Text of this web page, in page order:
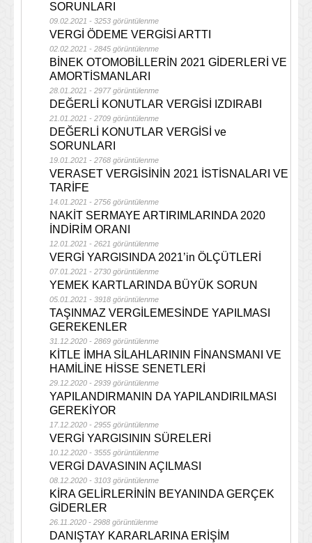
SORUNLARI
09.02.2021 - 3253 görüntülenme
VERGİ ÖDEME VERGİSİ ARTTI
02.02.2021 - 2845 görüntülenme
BİNEK OTOMOBİLLERİN 2021 GİDERLERİ VE
AMORTİSMANLARI
28.01.2021 - 2977 görüntülenme
DEĞERLİ KONUTLAR VERGİSİ IZDIRABI
21.01.2021 - 2709 görüntülenme
DEĞERLİ KONUTLAR VERGİSİ ve
SORUNLARI
19.01.2021 - 2768 görüntülenme
VERASET VERGİSİNİN 2021 İSTİSNALARI VE
TARİFE
14.01.2021 - 2756 görüntülenme
NAKİT SERMAYE ARTIRIMLARINDA 2020
İNDİRİM ORANI
12.01.2021 - 2621 görüntülenme
VERGİ YARGISINDA 2021’in ÖLÇÜTLERİ
07.01.2021 - 2730 görüntülenme
YEMEK KARTLARINDA BÜYÜK SORUN
05.01.2021 - 3918 görüntülenme
TAŞINMAZ VERGİLEMESİNDE YAPILMASI
GEREKENLER
31.12.2020 - 2869 görüntülenme
KİTLE İMHA SİLAHLARININ FİNANSMANI VE
HAMİLİNE HİSSE SENETLERİ
29.12.2020 - 2939 görüntülenme
YAPILANDIRMANIN DA YAPILANDIRILMASI
GEREKİYOR
17.12.2020 - 2955 görüntülenme
VERGİ YARGISININ SÜRELERİ
10.12.2020 - 3555 görüntülenme
VERGİ DAVASININ AÇILMASI
08.12.2020 - 3103 görüntülenme
KİRA GELİRLERİNİN BEYANINDA GERÇEK
GİDERLER
26.11.2020 - 2988 görüntülenme
DANIŞTAY KARARLARINA ERİŞİM